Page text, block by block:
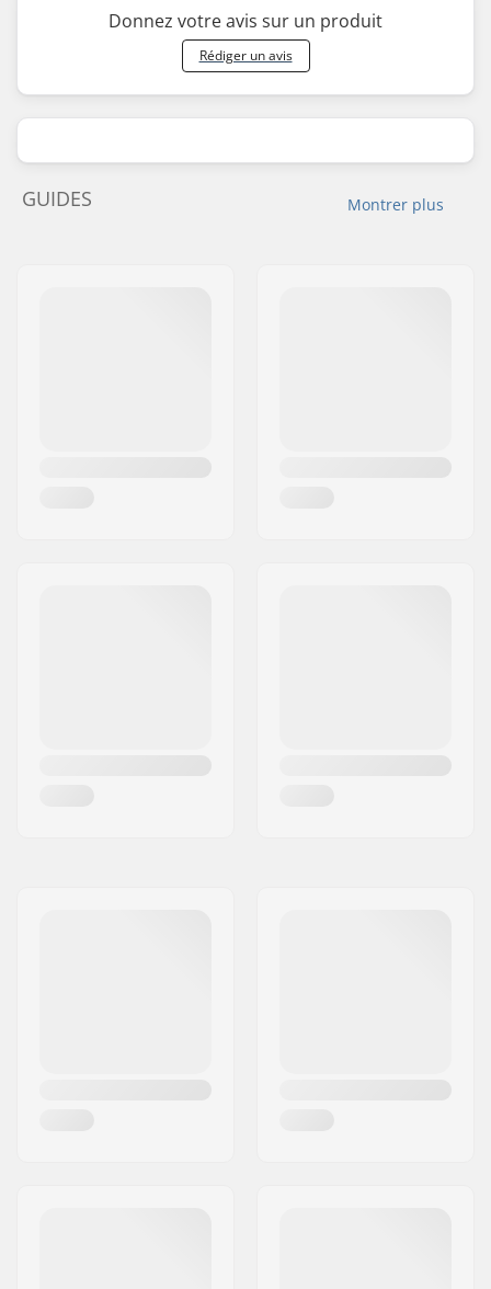
Donnez votre avis sur un produit
Rédiger un avis
Montrer plus
GUIDES